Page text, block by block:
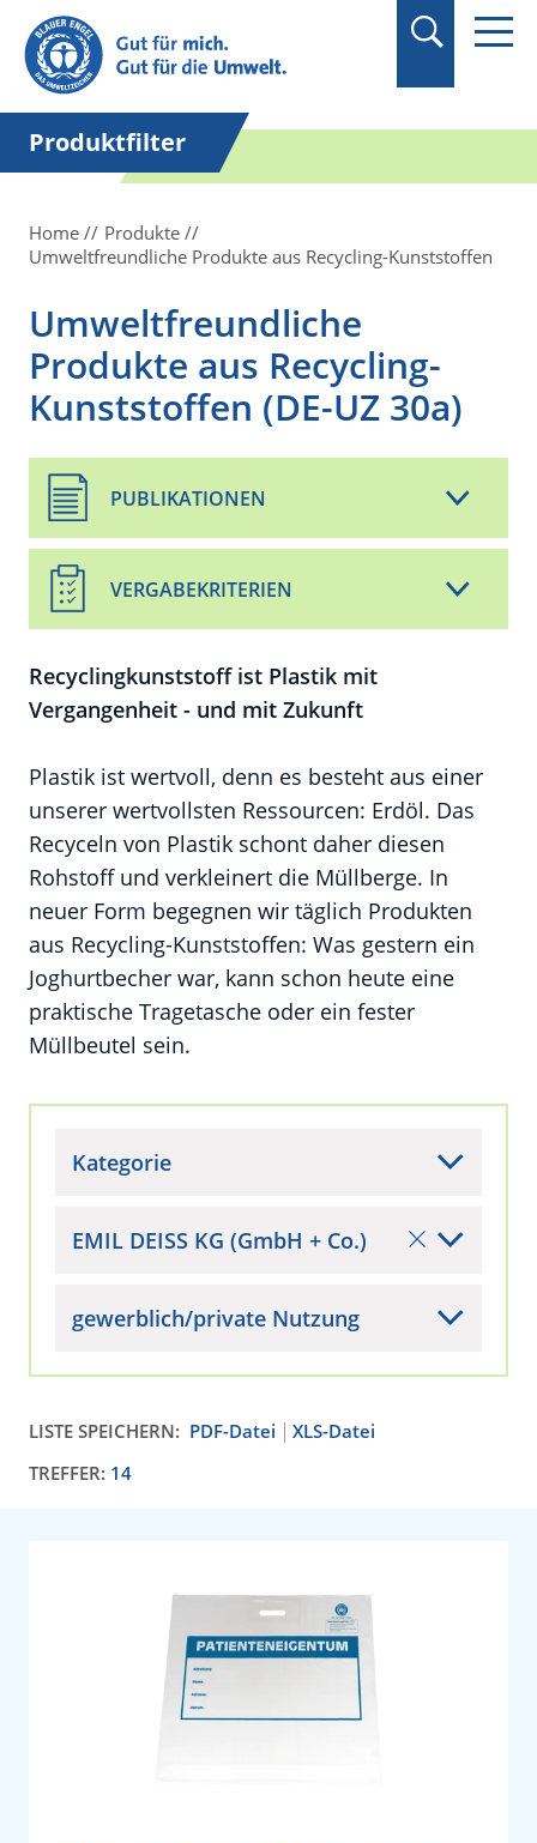
Suchbegriff in
Anführungszeichen
setzen.
Produktfilter
Home
Produkte
Umweltfreundliche Produkte aus Recycling-Kunststoffen
Umweltfreundliche
Produkte aus Recycling-
Kunststoffen (DE-UZ 30a)
PUBLIKATIONEN
VERGABEKRITERIEN
Recyclingkunststoff ist Plastik mit
Vergangenheit - und mit Zukunft
Plastik ist wertvoll, denn es besteht aus einer
unserer wertvollsten Ressourcen: Erdöl. Das
Recyceln von Plastik schont daher diesen
Rohstoff und verkleinert die Müllberge. In
neuer Form begegnen wir täglich Produkten
aus Recycling-Kunststoffen: Was gestern ein
Joghurtbecher war, kann schon heute eine
praktische Tragetasche oder ein fester
Müllbeutel sein.
Kategorie
EMIL DEISS KG (GmbH + Co.)
gewerblich/private Nutzung
LISTE SPEICHERN: PDF-Datei
XLS-Datei
TREFFER: 14